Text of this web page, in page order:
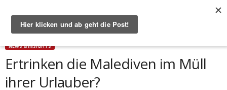
Start News & Insights Ertrinken die Malediven im Müll ihrer Urlauber?
NEWS & INSIGHTS
Ertrinken die Malediven im Müll
ihrer Urlauber?